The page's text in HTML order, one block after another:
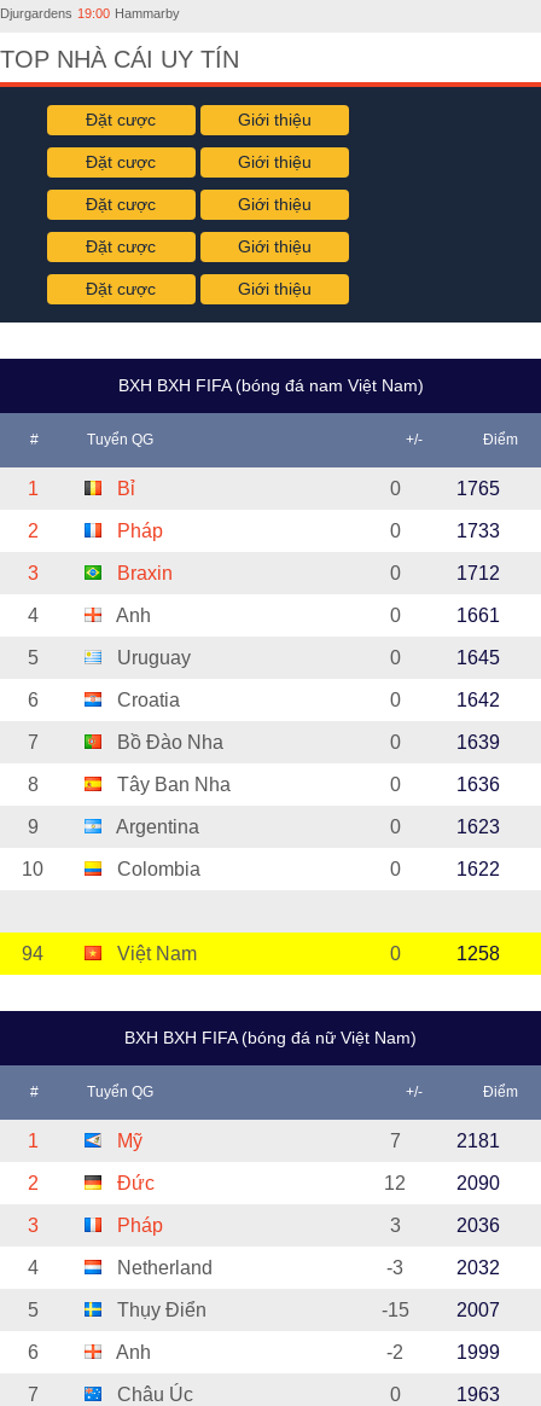
Djurgardens 19:00 Hammarby
TOP NHÀ CÁI UY TÍN
Đặt cược Giới thiệu
Đặt cược Giới thiệu
Đặt cược Giới thiệu
Đặt cược Giới thiệu
Đặt cược Giới thiệu
BXH BXH FIFA (bóng đá nam Việt Nam)
# Tuyển QG +/- Điểm
1 Bỉ 0 1765
2 Pháp 0 1733
3 Braxin 0 1712
4 Anh 0 1661
5 Uruguay 0 1645
6 Croatia 0 1642
7 Bồ Đào Nha 0 1639
8 Tây Ban Nha 0 1636
9 Argentina 0 1623
10 Colombia 0 1622
94 Việt Nam 0 1258
BXH BXH FIFA (bóng đá nữ Việt Nam)
# Tuyển QG +/- Điểm
1 Mỹ 7 2181
2 Đức 12 2090
3 Pháp 3 2036
4 Netherland -3 2032
5 Thụy Điển -15 2007
6 Anh -2 1999
7 Châu Úc 0 1963